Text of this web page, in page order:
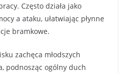
Często działa jako
a ataku, ułatwiając płynne
bramkowe.
zachęca młodszych
podnosząc ogólny duch